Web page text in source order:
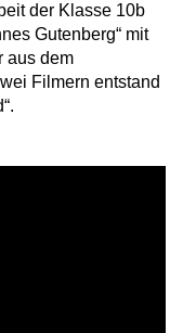
der Klasse 10b
Gutenberg“ mit
aus dem
Filmern entstand